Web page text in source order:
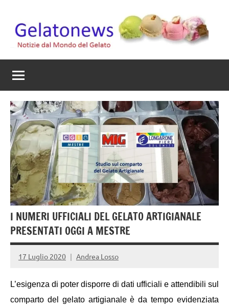
contenuto
Gelato
News
mondo
del
gelato
artigianale
I NUMERI UFFICIALI DEL GELATO ARTIGIANALE
PRESENTATI OGGI A MESTRE
17 Luglio 2020 Andrea Losso
L’esigenza di poter disporre di dati ufficiali e attendibili sul
comparto del gelato artigianale è da tempo evidenziata